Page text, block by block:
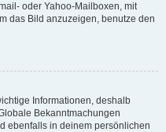
oder Yahoo-Mailboxen, mit
das Bild anzuzeigen, benutze den
Informationen, deshalb
Bekanntmachungen
ebenfalls in deinem persönlichen